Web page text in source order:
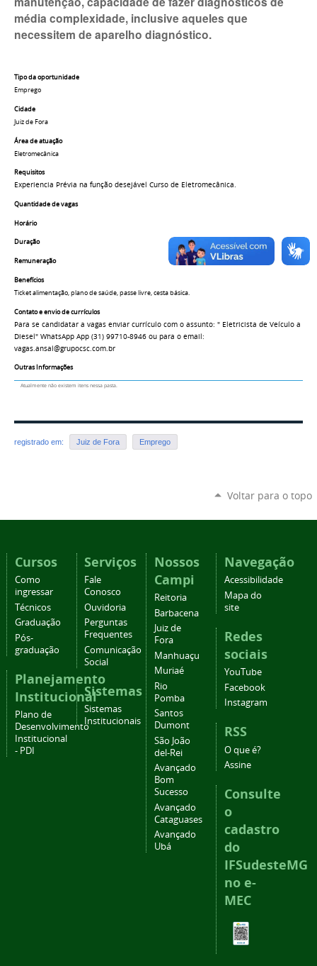
média complexidade, inclusive aqueles que
necessitem de aparelho diagnóstico.
Tipo da oportunidade
Emprego
Cidade
Juiz de Fora
Área de atuação
Eletromecânica
Requisitos
Experiencia Prévia na função desejável Curso de Eletromecânica.
Quantidade de vagas
Horário
Duração
Remuneração
Benefícios
Ticket alimentação, plano de saúde, passe livre, cesta básica.
Contato e envio de currículos
Para se candidatar a vagas enviar currículo com o assunto: " Eletricista de Veículo a
Diesel" WhatsApp App (31) 99710-8946 ou para o email:
vagas.ansal@grupocsc.com.br
Outras Informações
Atualmente não existem itens nessa pasta.
registrado em: Juiz de Fora Emprego
Voltar para o topo
Cursos
Como
ingressar
Técnicos
Graduação
Pós-
graduação
Planejamento
Institucional
Plano de
Desenvolvimento
Institucional
- PDI
Serviços
Fale
Conosco
Ouvidoria
Perguntas
Frequentes
Comunicação
Social
Sistemas
Sistemas
Institucionais
Nossos
Campi
Reitoria
Barbacena
Juiz de
Fora
Manhuaçu
Muriaé
Rio
Pomba
Santos
Dumont
São João
del-Rei
Avançado
Bom
Sucesso
Avançado
Cataguases
Avançado
Ubá
Navegação
Acessibilidade
Mapa do
site
Redes
sociais
YouTube
Facebook
Instagram
RSS
O que é?
Assine
Consulte
o
cadastro
do
IFSudesteMG
no e-
MEC